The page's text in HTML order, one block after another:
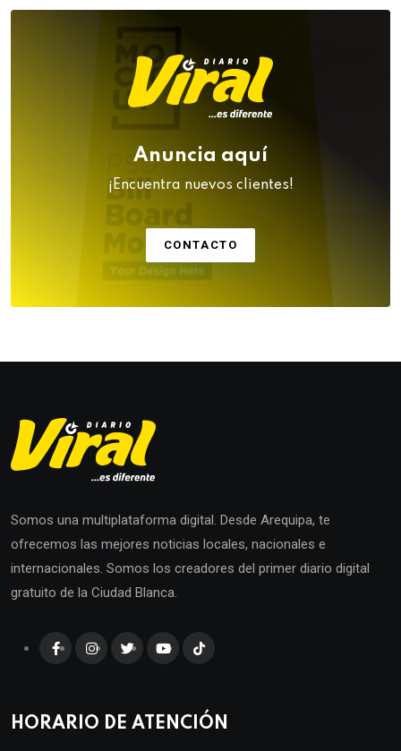
Anuncia aquí
¡Encuentra nuevos clientes!
CONTACTO
Somos una multiplataforma digital. Desde Arequipa, te
ofrecemos las mejores noticias locales, nacionales e
internacionales. Somos los creadores del primer diario digital
gratuito de la Ciudad Blanca.
HORARIO DE ATENCIÓN